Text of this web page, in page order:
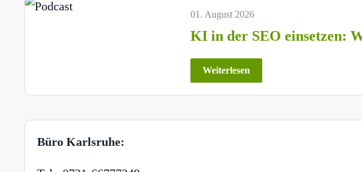
01. August 2026
KI in der SEO einsetzen:
Weiterlesen
Büro Karlsruhe: